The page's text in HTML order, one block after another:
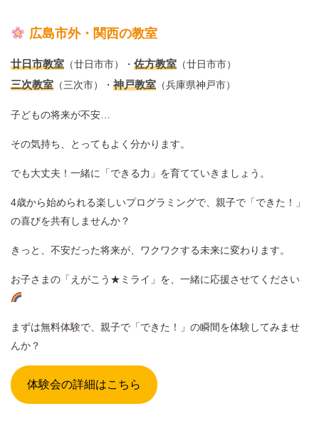
広島市外・関西の教室
廿日市教室 （廿日市市）・ 佐方教室 （廿日市市）
三次教室 （三次市）・ 神戸教室 （兵庫県神戸市）
子どもの将来が不安…
その気持ち、とってもよく分かります。
でも大丈夫！一緒に「できる力」を育てていきましょう。
4歳から始められる楽しいプログラミングで、親子で「できた！」
の喜びを共有しませんか？
きっと、不安だった将来が、ワクワクする未来に変わります。
お子さまの「えがこう★ミライ」を、一緒に応援させてください
まずは無料体験で、親子で「できた！」の瞬間を体験してみませ
んか？
体験会の詳細はこちら